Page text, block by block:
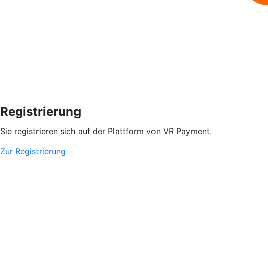
Registrierung
Sie registrieren sich auf der Plattform von VR Payment.
Zur Registrierung